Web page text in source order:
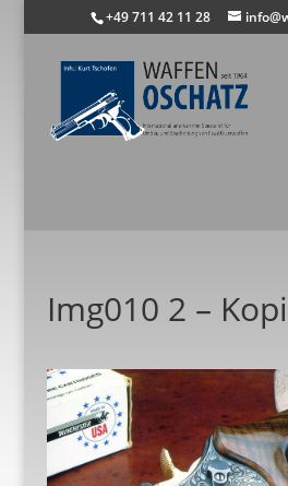
+49 711 42 11 28
Img010 2 –